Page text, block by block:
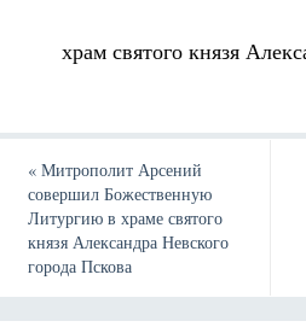
храм святого князя
«Митрополит Арсений
совершил Божественную
Литургию в храме святого
князя Александра Невского
города Пскова